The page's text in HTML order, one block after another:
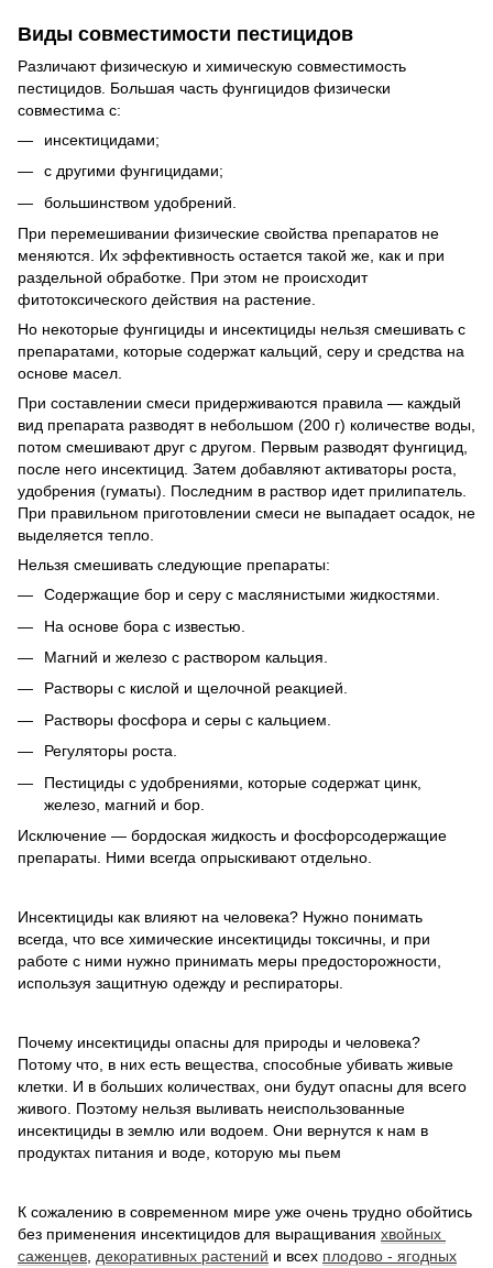
Виды совместимости пестицидов
Различают физическую и химическую совместимость
пестицидов. Большая часть фунгицидов физически
совместима с:
инсектицидами;
с другими фунгицидами;
большинством удобрений.
При перемешивании физические свойства препаратов не
меняются. Их эффективность остается такой же, как и при
раздельной обработке. При этом не происходит
фитотоксического действия на растение.
Но некоторые фунгициды и инсектициды нельзя смешивать с
препаратами, которые содержат кальций, серу и средства на
основе масел.
При составлении смеси придерживаются правила — каждый
вид препарата разводят в небольшом (200 г) количестве воды,
потом смешивают друг с другом. Первым разводят фунгицид,
после него инсектицид. Затем добавляют активаторы роста,
удобрения (гуматы). Последним в раствор идет прилипатель.
При правильном приготовлении смеси не выпадает осадок, не
выделяется тепло.
Нельзя смешивать следующие препараты:
Содержащие бор и серу с маслянистыми жидкостями.
На основе бора с известью.
Магний и железо с раствором кальция.
Растворы с кислой и щелочной реакцией.
Растворы фосфора и серы с кальцием.
Регуляторы роста.
Пестициды с удобрениями, которые содержат цинк,
железо, магний и бор.
Исключение — бордоская жидкость и фосфорсодержащие
препараты. Ними всегда опрыскивают отдельно.
Инсектициды как влияют на человека? Нужно понимать
всегда, что все химические инсектициды токсичны, и при
работе с ними нужно принимать меры предосторожности,
используя защитную одежду и респираторы.
Почему инсектициды опасны для природы и человека?
Потому что, в них есть вещества, способные убивать живые
клетки. И в больших количествах, они будут опасны для всего
живого. Поэтому нельзя выливать неиспользованные
инсектициды в землю или водоем. Они вернутся к нам в
продуктах питания и воде, которую мы пьем
К сожалению в современном мире уже очень трудно обойтись
без применения инсектицидов для выращивания хвойных
саженцев декоративных растений и всех плодово - ягодных